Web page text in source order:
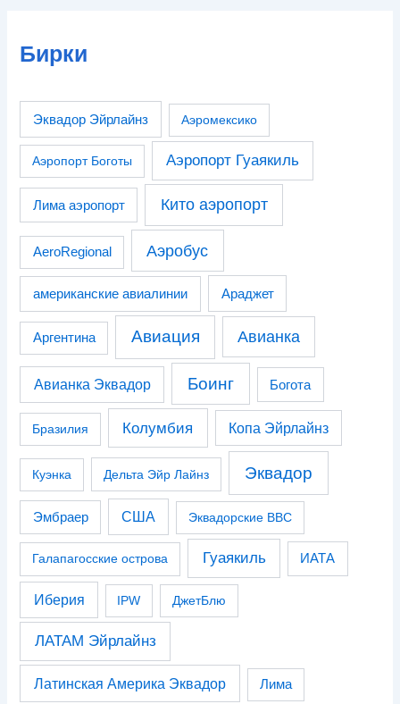
Бирки
Эквадор Эйрлайнз Аэромексико
Аэропорт Боготы Аэропорт Гуаякиль
Лима аэропорт Кито аэропорт
AeroRegional Аэробус
американские авиалинии Араджет
Аргентина Авиация Авианка
Авианка Эквадор Боинг Богота
Бразилия Колумбия Копа Эйрлайнз
Куэнка Дельта Эйр Лайнз Эквадор
Эмбраер США Эквадорские ВВС
Галапагосские острова Гуаякиль ИАТА
Иберия IPW ДжетБлю
ЛАТАМ Эйрлайнз
Латинская Америка Эквадор Лима